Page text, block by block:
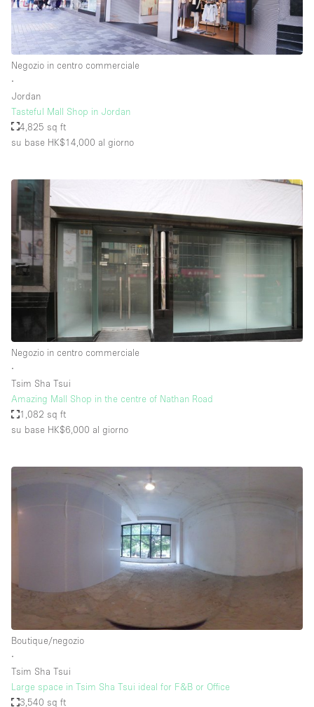
Negozio in centro commerciale
∙
Jordan
Tasteful Mall Shop in Jordan
4,825 sq ft
su base HK$14,000 al giorno
Negozio in centro commerciale
∙
Tsim Sha Tsui
Amazing Mall Shop in the centre of Nathan Road
1,082 sq ft
su base HK$6,000 al giorno
Boutique/negozio
∙
Tsim Sha Tsui
Large space in Tsim Sha Tsui ideal for F&B or Office
3,540 sq ft